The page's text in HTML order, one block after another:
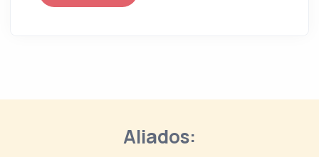
Aliados: